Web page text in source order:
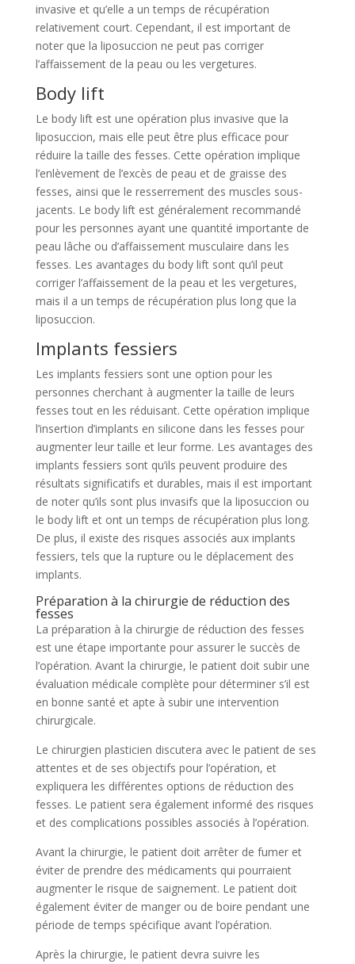
invasive et qu’elle a un temps de récupération
relativement court. Cependant, il est important de
noter que la liposuccion ne peut pas corriger
l’affaissement de la peau ou les vergetures.
Body lift
Le body lift est une opération plus invasive que la
liposuccion, mais elle peut être plus efficace pour
réduire la taille des fesses. Cette opération implique
l’enlèvement de l’excès de peau et de graisse des
fesses, ainsi que le resserrement des muscles sous-
jacents. Le body lift est généralement recommandé
pour les personnes ayant une quantité importante de
peau lâche ou d’affaissement musculaire dans les
fesses. Les avantages du body lift sont qu’il peut
corriger l’affaissement de la peau et les vergetures,
mais il a un temps de récupération plus long que la
liposuccion.
Implants fessiers
Les implants fessiers sont une option pour les
personnes cherchant à augmenter la taille de leurs
fesses tout en les réduisant. Cette opération implique
l’insertion d’implants en silicone dans les fesses pour
augmenter leur taille et leur forme. Les avantages des
implants fessiers sont qu’ils peuvent produire des
résultats significatifs et durables, mais il est important
de noter qu’ils sont plus invasifs que la liposuccion ou
le body lift et ont un temps de récupération plus long.
De plus, il existe des risques associés aux implants
fessiers, tels que la rupture ou le déplacement des
implants.
Préparation à la chirurgie de réduction des
fesses
La préparation à la chirurgie de réduction des fesses
est une étape importante pour assurer le succès de
l’opération. Avant la chirurgie, le patient doit subir une
évaluation médicale complète pour déterminer s’il est
en bonne santé et apte à subir une intervention
chirurgicale.
Le chirurgien plasticien discutera avec le patient de ses
attentes et de ses objectifs pour l’opération, et
expliquera les différentes options de réduction des
fesses. Le patient sera également informé des risques
et des complications possibles associés à l’opération.
Avant la chirurgie, le patient doit arrêter de fumer et
éviter de prendre des médicaments qui pourraient
augmenter le risque de saignement. Le patient doit
également éviter de manger ou de boire pendant une
période de temps spécifique avant l’opération.
Après la chirurgie, le patient devra suivre les